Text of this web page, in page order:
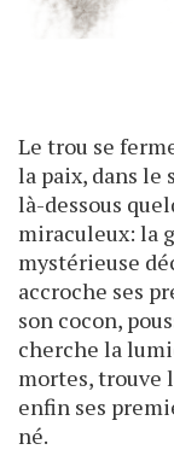
Le trou se
la paix, dans le
là-dessous
miraculeux: la
mystérieuse
accroche ses
son cocon,
cherche la
mortes, trouve
enfin ses
né.